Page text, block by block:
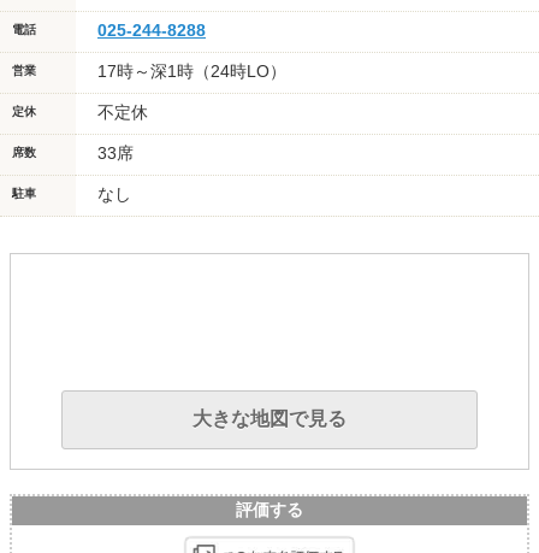
電話 025-244-8288
営業 17時～深1時（24時LO）
定休 不定休
席数 33席
駐車 なし
大きな地図で見る
評価する